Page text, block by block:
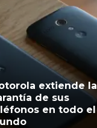
extiende la
de sus
en todo el